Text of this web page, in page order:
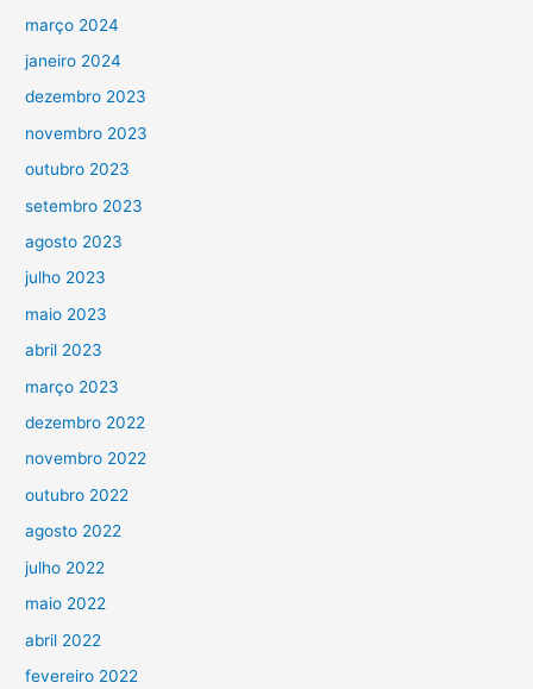
março 2024
janeiro 2024
dezembro 2023
novembro 2023
outubro 2023
setembro 2023
agosto 2023
julho 2023
maio 2023
abril 2023
março 2023
dezembro 2022
novembro 2022
outubro 2022
agosto 2022
julho 2022
maio 2022
abril 2022
fevereiro 2022